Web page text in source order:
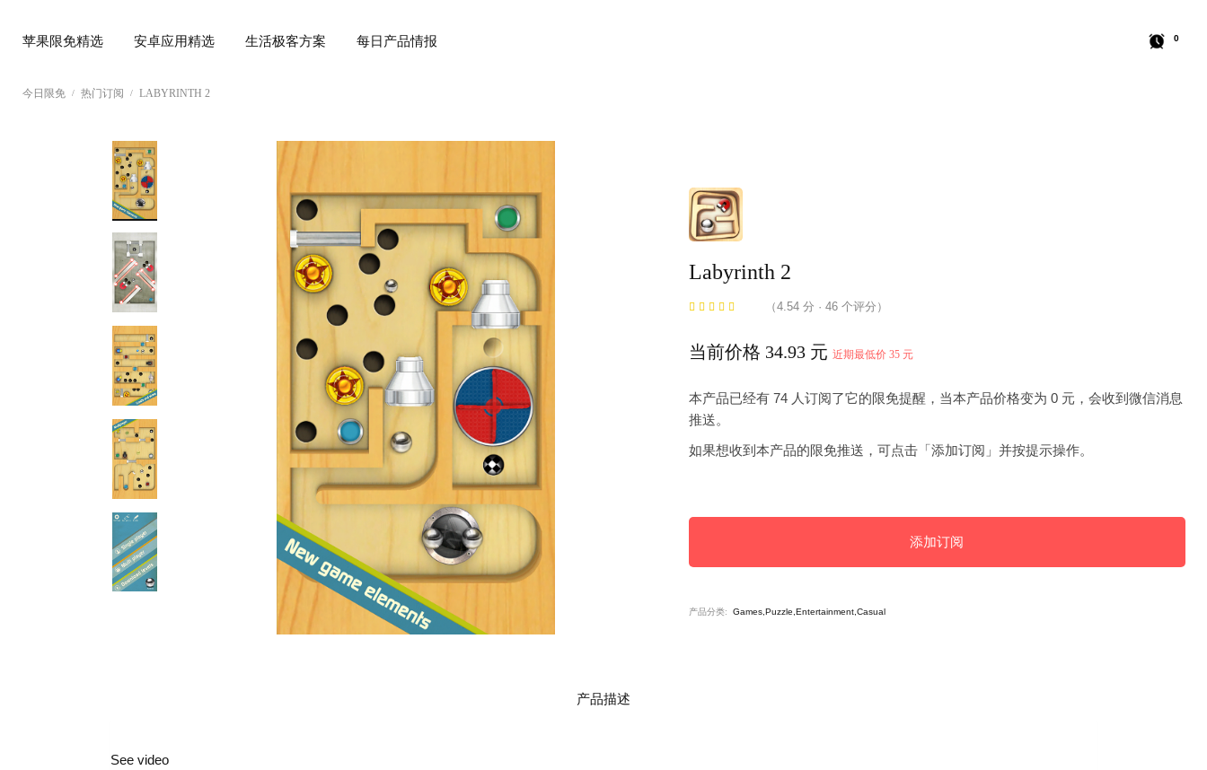
苹果限免精选 安卓应用精选 生活极客方案 每日产品情报 0
今日限免 热门订阅 LABYRINTH 2
Labyrinth 2
（4.54 分 · 46 个评分）
当前价格 34.93 元 近期最低价 35 元
本产品已经有 74 人订阅了它的限免提醒，当本产品价格变为 0 元，会收到微信消息
推送。
如果想收到本产品的限免推送，可点击「添加订阅」并按提示操作。
添加订阅
产品分类: Games,Puzzle,Entertainment,Casual
产品描述
See video